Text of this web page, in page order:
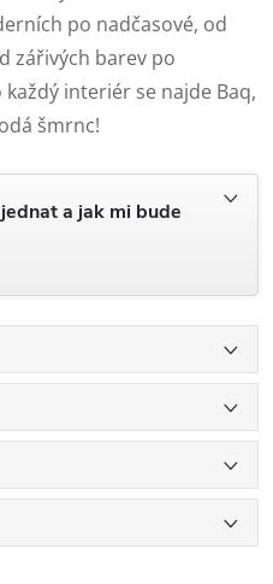
po nadčasové, od
zářivých barev po
interiér se najde Baq,
šmrnc!
a jak mi bude